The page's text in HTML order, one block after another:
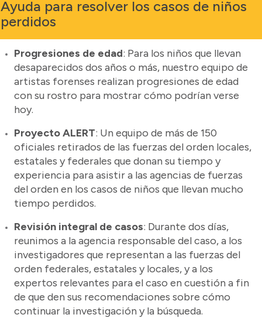
Ayuda para resolver los casos de niños
perdidos
Progresiones de edad: Para los niños que llevan
desaparecidos dos años o más, nuestro equipo de
artistas forenses realizan progresiones de edad
con su rostro para mostrar cómo podrían verse
hoy.
Proyecto ALERT: Un equipo de más de 150
oficiales retirados de las fuerzas del orden locales,
estatales y federales que donan su tiempo y
experiencia para asistir a las agencias de fuerzas
del orden en los casos de niños que llevan mucho
tiempo perdidos.
Revisión integral de casos: Durante dos días,
reunimos a la agencia responsable del caso, a los
investigadores que representan a las fuerzas del
orden federales, estatales y locales, y a los
expertos relevantes para el caso en cuestión a fin
de que den sus recomendaciones sobre cómo
continuar la investigación y la búsqueda.